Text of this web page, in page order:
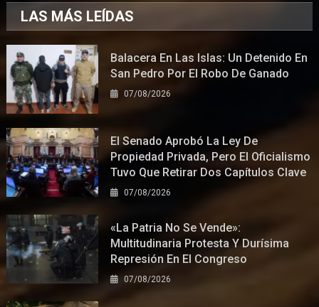
LAS MÁS LEÍDAS
Balacera En Las Islas: Un Detenido En
San Pedro Por El Robo De Ganado
07/08/2026
El Senado Aprobó La Ley De
Propiedad Privada, Pero El Oficialismo
Tuvo Que Retirar Dos Capítulos Clave
07/08/2026
«La Patria No Se Vende»:
Multitudinaria Protesta Y Durísima
Represión En El Congreso
07/08/2026